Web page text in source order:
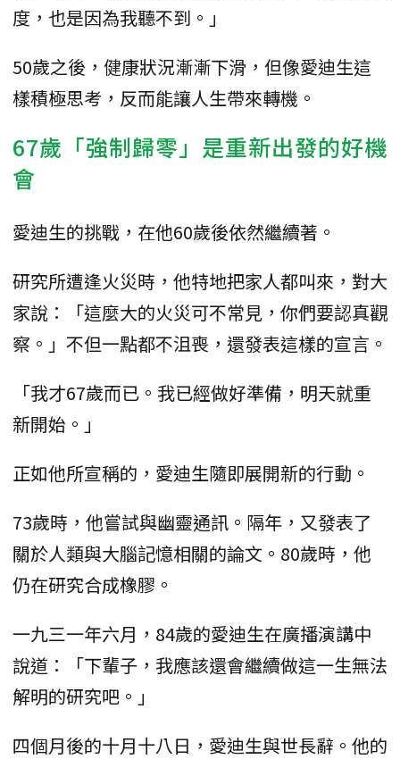
度，也是因為我聽不到。」
50歲之後，健康狀況漸漸下滑，但像愛迪生這
樣積極思考，反而能讓人生帶來轉機。
67歲「強制歸零」是重新出發的好機
會
愛迪生的挑戰，在他60歲後依然繼續著。
研究所遭逢火災時，他特地把家人都叫來，對大
家說：「這麼大的火災可不常見，你們要認真觀
察。」不但一點都不沮喪，還發表這樣的宣言。
「我才67歲而已。我已經做好準備，明天就重
新開始。」
正如他所宣稱的，愛迪生隨即展開新的行動。
73歲時，他嘗試與幽靈通訊。隔年，又發表了
關於人類與大腦記憶相關的論文。80歲時，他
仍在研究合成橡膠。
一九三一年六月，84歲的愛迪生在廣播演講中
說道：「下輩子，我應該還會繼續做這一生無法
解明的研究吧。」
四個月後的十月十八日，愛迪生與世長辭。他的